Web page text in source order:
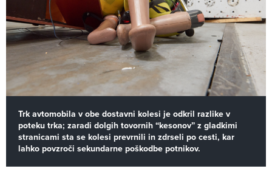
Trk avtomobila v obe dostavni kolesi je odkril razlike v
poteku trka; zaradi dolgih tovornih “kesonov” z gladkimi
stranicami sta se kolesi prevrnili in zdrseli po cesti, kar
lahko povzroči sekundarne poškodbe potnikov.